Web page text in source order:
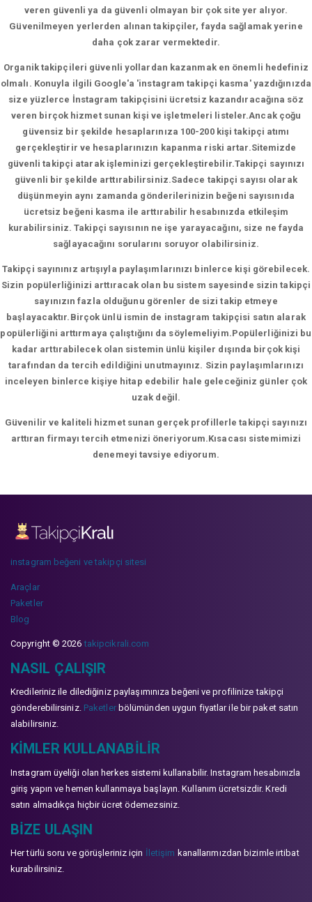
veren güvenli ya da güvenli olmayan bir çok site yer alıyor.
Güvenilmeyen yerlerden alınan takipçiler, fayda sağlamak yerine
daha çok zarar vermektedir.
Organik takipçileri güvenli yollardan kazanmak en önemli hedefiniz
olmalı. Konuyla ilgili Google'a 'instagram takipçi kasma' yazdığınızda
size yüzlerce İnstagram takipçisini ücretsiz kazandıracağına söz
veren birçok hizmet sunan kişi ve işletmeleri listeler.Ancak çoğu
güvensiz bir şekilde hesaplarınıza 100-200 kişi takipçi atımı
gerçekleştirir ve hesaplarınızın kapanma riski artar.Sitemizde
güvenli takipçi atarak işleminizi gerçekleştirebilir.Takipçi sayınızı
güvenli bir şekilde arttırabilirsiniz.Sadece takipçi sayısı olarak
düşünmeyin aynı zamanda gönderilerinizin beğeni sayısınıda
ücretsiz beğeni kasma ile arttırabilir hesabınızda etkileşim
kurabilirsiniz. Takipçi sayısının ne işe yarayacağını, size ne fayda
sağlayacağını sorularını soruyor olabilirsiniz.
Takipçi sayınınız artışıyla paylaşımlarınızı binlerce kişi görebilecek.
Sizin popülerliğinizi arttıracak olan bu sistem sayesinde sizin takipçi
sayınızın fazla olduğunu görenler de sizi takip etmeye
başlayacaktır.Birçok ünlü ismin de instagram takipçisi satın alarak
popülerliğini arttırmaya çalıştığını da söylemeliyim.Popülerliğinizi bu
kadar arttırabilecek olan sistemin ünlü kişiler dışında birçok kişi
tarafından da tercih edildiğini unutmayınız. Sizin paylaşımlarınızı
inceleyen binlerce kişiye hitap edebilir hale geleceğiniz günler çok
uzak değil.
Güvenilir ve kaliteli hizmet sunan gerçek profillerle takipçi sayınızı
arttıran firmayı tercih etmenizi öneriyorum.Kısacası sistemimizi
denemeyi tavsiye ediyorum.
instagram beğeni ve takipçi sitesi
Araçlar
Paketler
Blog
Copyright © 2026takipcikrali.com
NASIL ÇALIŞIR
Kredileriniz ile dilediğiniz paylaşımınıza beğeni ve profilinize takipçi
gönderebilirsiniz. Paketlerbölümünden uygun fiyatlar ile bir paket satın
alabilirsiniz.
KIMLER KULLANABILIR
Instagram üyeliği olan herkes sistemi kullanabilir. Instagram hesabınızla
giriş yapın ve hemen kullanmaya başlayın. Kullanım ücretsizdir. Kredi
satın almadıkça hiçbir ücret ödemezsiniz.
BIZE ULAŞIN
Her türlü soru ve görüşleriniz için İletişim kanallarımızdan bizimle irtibat
kurabilirsiniz.